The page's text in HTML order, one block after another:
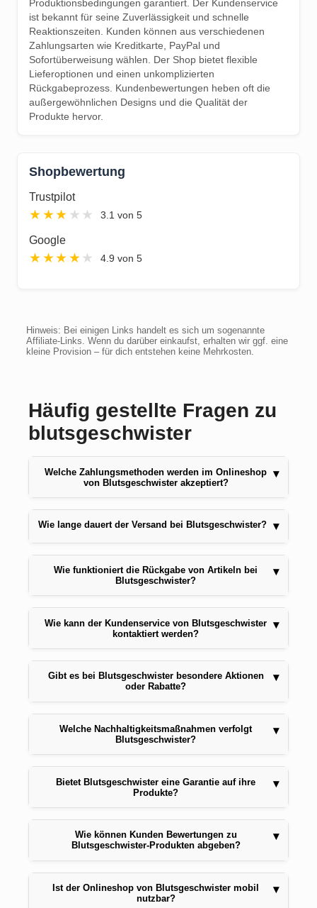
Produktionsbedingungen garantiert. Der Kundenservice
ist bekannt für seine Zuverlässigkeit und schnelle
Reaktionszeiten. Kunden können aus verschiedenen
Zahlungsarten wie Kreditkarte, PayPal und
Sofortüberweisung wählen. Der Shop bietet flexible
Lieferoptionen und einen unkomplizierten
Rückgabeprozess. Kundenbewertungen heben oft die
außergewöhnlichen Designs und die Qualität der
Produkte hervor.
Shopbewertung
Trustpilot
★★★ ★ ★ 3.1 von 5
Google
★★★★ ★ 4.9 von 5
Hinweis: Bei einigen Links handelt es sich um sogenannte
Affiliate-Links. Wenn du darüber einkaufst, erhalten wir ggf. eine
kleine Provision – für dich entstehen keine Mehrkosten.
Häufig gestellte Fragen zu
blutsgeschwister
Welche Zahlungsmethoden werden im Onlineshop
von Blutsgeschwister akzeptiert?
▾
Wie lange dauert der Versand bei Blutsgeschwister? ▾
Wie funktioniert die Rückgabe von Artikeln bei
Blutsgeschwister?
▾
Wie kann der Kundenservice von Blutsgeschwister
kontaktiert werden?
▾
Gibt es bei Blutsgeschwister besondere Aktionen
oder Rabatte?
▾
Welche Nachhaltigkeitsmaßnahmen verfolgt
Blutsgeschwister?
▾
Bietet Blutsgeschwister eine Garantie auf ihre
Produkte?
▾
Wie können Kunden Bewertungen zu
Blutsgeschwister-Produkten abgeben?
▾
Ist der Onlineshop von Blutsgeschwister mobil
nutzbar?
▾